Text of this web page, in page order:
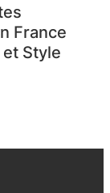
France
Style